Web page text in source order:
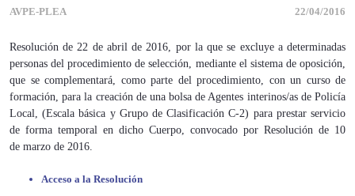
AVPE-PLEA 22/04/2016
Resolución de 22 de abril de 2016, por la que se excluye a determinadas
personas del procedimiento de selección, mediante el sistema de oposición,
que se complementará, como parte del procedimiento, con un curso de
formación, para la creación de una bolsa de Agentes interinos/as de Policía
Local, (Escala básica y Grupo de Clasificación C-2) para prestar servicio
de forma temporal en dicho Cuerpo, convocado por Resolución de 10
de marzo de 2016.
Acceso a la Resolución